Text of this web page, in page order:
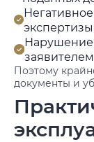
Нарушение
Поэтому
документы и